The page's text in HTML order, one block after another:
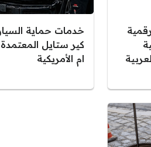
خدمات حماية
كير ستايل
ام الأمريكية